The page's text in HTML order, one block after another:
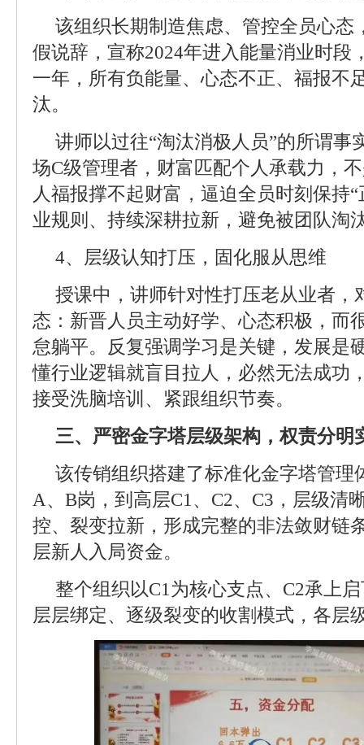
该组织长期制造焦虑、管控全员心态
假说辞，宣称2024年进入能量消业时段
一年，所有负能量、心态不正、福报不
汰。
讲师以过往“淘汰消极人员”的所谓事
场C级管理者，财富匹配个人承载力，
人福报撑不起财富，逼迫全员时刻保持
业规则、持续深耕拉新，避免被团队淘
4、层级认知打压，固化服从思维
授课中，讲师针对性打压老从业者，
态：新晋人员主动好学、心态积极，而
怠躺平。反复强调学习是关键，发展是
懂行业逻辑就盲目拉人，必然无法成功
接受洗脑培训、紧跟组织节奏。
三、严密金字塔层级架构，权责分明
该传销组织搭建了标准化金字塔管理
A、B岗，到高层C1、C2、C3，层级清
控、裂变拉新，形成完整的非法敛财链
层新人入局资金。
整个组织以C1为核心支点、C2承上
层层绑定、逐级裂变的收割模式，各层